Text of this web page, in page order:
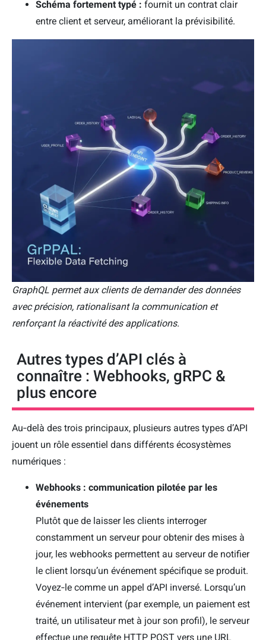
Schéma fortement typé : fournit un contrat clair
entre client et serveur, améliorant la prévisibilité.
GraphQL permet aux clients de demander des données
avec précision, rationalisant la communication et
renforçant la réactivité des applications.
Autres types d’API clés à
connaître : Webhooks, gRPC &
plus encore
Au‑delà des trois principaux, plusieurs autres types d’API
jouent un rôle essentiel dans différents écosystèmes
numériques :
Webhooks : communication pilotée par les
événements
Plutôt que de laisser les clients interroger
constamment un serveur pour obtenir des mises à
jour, les webhooks permettent au serveur de notifier
le client lorsqu’un événement spécifique se produit.
Voyez‑le comme un appel d’API inversé. Lorsqu’un
événement intervient (par exemple, un paiement est
traité, un utilisateur met à jour son profil), le serveur
effectue une requête HTTP POST vers une URL